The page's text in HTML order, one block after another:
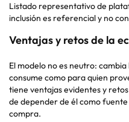
Listado representativo de
inclusión es referencial y no
Ventajas y retos de la
El modelo no es neutro:
consume como para quien
tiene ventajas evidentes y
de depender de él como
compra.